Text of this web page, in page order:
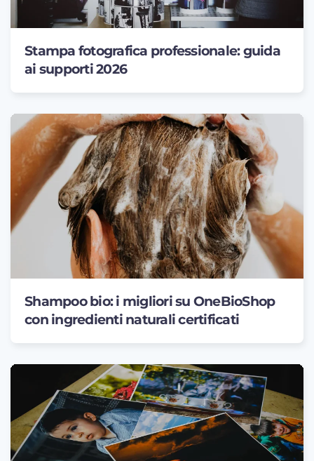
Stampa fotografica professionale: guida
ai supporti 2026
Shampoo bio: i migliori su OneBioShop
con ingredienti naturali certificati